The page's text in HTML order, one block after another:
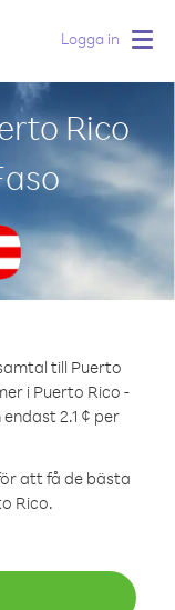
Logga in
Rico
till Puerto
i Puerto Rico -
2.1 ¢ per
att få de bästa
Rico.